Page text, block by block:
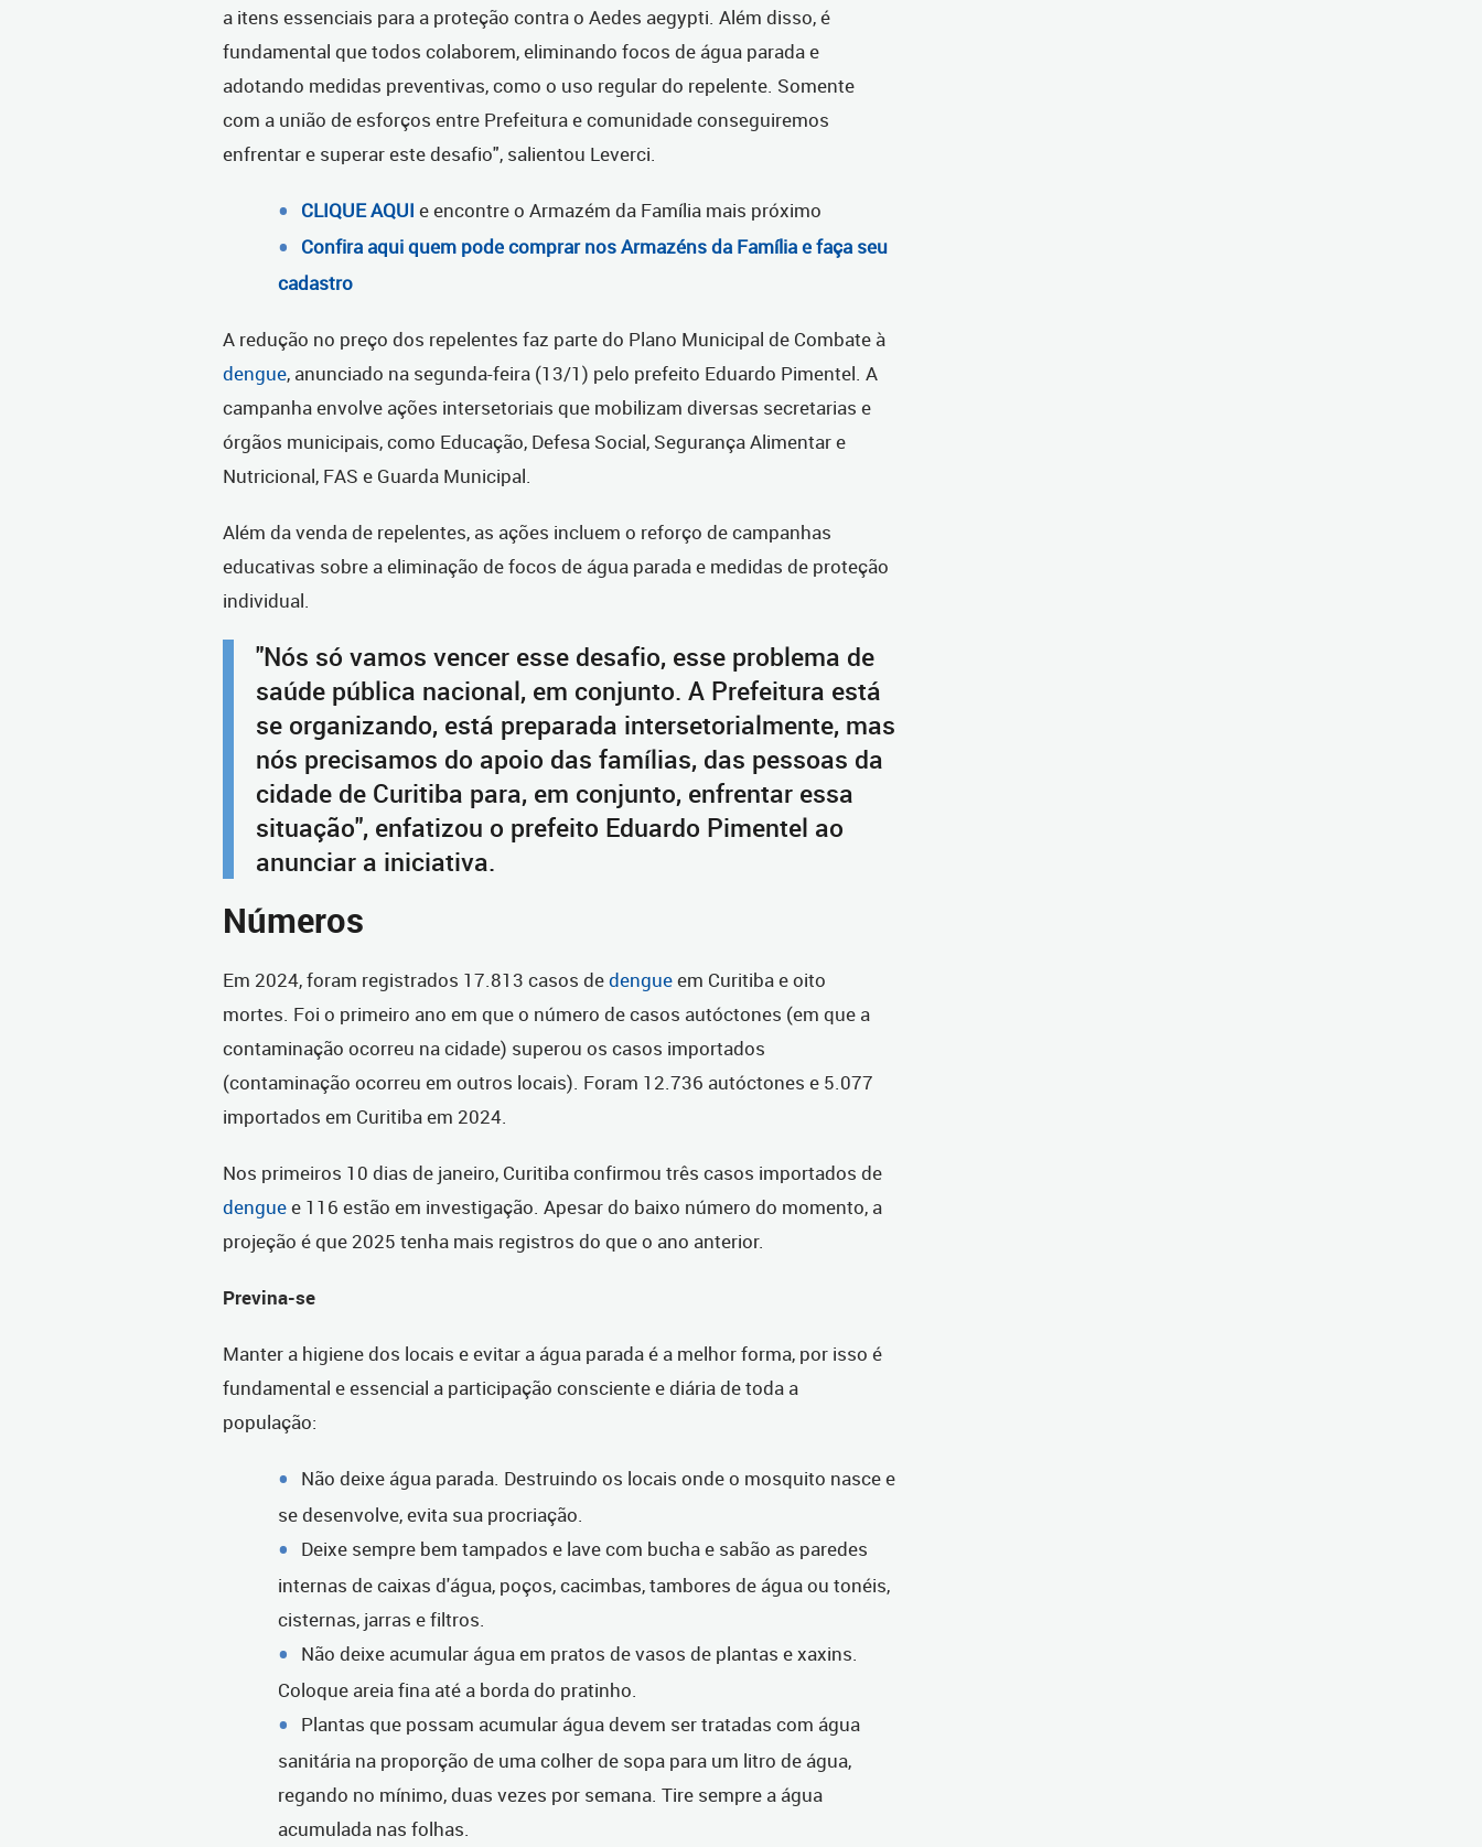
a itens essenciais para a proteção contra o Aedes aegypti. Além disso, é
fundamental que todos colaborem, eliminando focos de água parada e
adotando medidas preventivas, como o uso regular do repelente. Somente
com a união de esforços entre Prefeitura e comunidade conseguiremos
enfrentar e superar este desafio", salientou Leverci.
CLIQUE AQUI e encontre o Armazém da Família mais próximo
Confira aqui quem pode comprar nos Armazéns da Família e faça seu
cadastro
A redução no preço dos repelentes faz parte do Plano Municipal de Combate à
dengue, anunciado na segunda-feira (13/1) pelo prefeito Eduardo Pimentel. A
campanha envolve ações intersetoriais que mobilizam diversas secretarias e
órgãos municipais, como Educação, Defesa Social, Segurança Alimentar e
Nutricional, FAS e Guarda Municipal.
Além da venda de repelentes, as ações incluem o reforço de campanhas
educativas sobre a eliminação de focos de água parada e medidas de proteção
individual.
"Nós só vamos vencer esse desafio, esse problema de
saúde pública nacional, em conjunto. A Prefeitura está
se organizando, está preparada intersetorialmente, mas
nós precisamos do apoio das famílias, das pessoas da
cidade de Curitiba para, em conjunto, enfrentar essa
situação", enfatizou o prefeito Eduardo Pimentel ao
anunciar a iniciativa.
Números
Em 2024, foram registrados 17.813 casos dedengueem Curitiba e oito
mortes. Foi o primeiro ano em que o número de casos autóctones (em que a
contaminação ocorreu na cidade) superou os casos importados
(contaminação ocorreu em outros locais). Foram 12.736 autóctones e 5.077
importados em Curitiba em 2024.
Nos primeiros 10 dias de janeiro, Curitiba confirmou três casos importados de
denguee 116 estão em investigação. Apesar do baixo número do momento, a
projeção é que 2025 tenha mais registros do que o ano anterior.
Previna-se
Manter a higiene dos locais e evitar a água parada é a melhor forma, por isso é
fundamental e essencial a participação consciente e diária de toda a
população:
Não deixe água parada. Destruindo os locais onde o mosquito nasce e
se desenvolve, evita sua procriação.
Deixe sempre bem tampados e lave com bucha e sabão as paredes
internas de caixas d'água, poços, cacimbas, tambores de água ou tonéis,
cisternas, jarras e filtros.
Não deixe acumular água em pratos de vasos de plantas e xaxins.
Coloque areia fina até a borda do pratinho.
Plantas que possam acumular água devem ser tratadas com água
sanitária na proporção de uma colher de sopa para um litro de água,
regando no mínimo, duas vezes por semana. Tire sempre a água
acumulada nas folhas.